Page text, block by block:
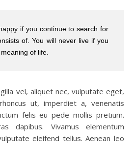
if you continue to search for
of. You will never live if you
of life.
vel, aliquet nec, vulputate eget,
ut, imperdiet a, venenatis
felis eu pede mollis pretium.
dapibus. Vivamus elementum
eleifend tellus. Aenean leo